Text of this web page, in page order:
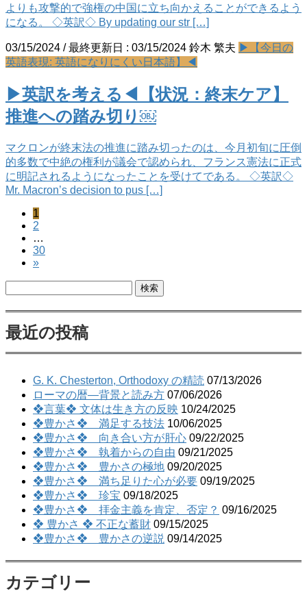
よりも攻撃的で強権の中国に立ち向かえることができるよう
になる。 ◇英訳◇ By updating our str […]
03/15/2024 / 最終更新日 : 03/15/2024 鈴木 繁夫 ▶【今日の
英語表現: 英語になりにくい日本語】◀
▶英訳を考える◀【状況：終末ケア】
推進への踏み切り￼
マクロンが終末法の推進に踏み切ったのは、今月初旬に圧倒
的多数で中絶の権利が議会で認められ、フランス憲法に正式
に明記されるようになったことを受けてである。 ◇英訳◇
Mr. Macron’s decision to pus […]
ビ
ー
シ
ペ
ー
ジ
1
ペ
ー
ジ
2
…
ペ
ー
ジ
30
»
最近の投稿
G. K. Chesterton, Orthodoxy の精読 07/13/2026
ローマの暦―背景と読み方 07/06/2026
❖言葉❖ 文体は生き方の反映 10/24/2025
❖豊かさ❖ 満足する技法 10/06/2025
❖豊かさ❖ 向き合い方が肝心 09/22/2025
❖豊かさ❖ 執着からの自由 09/21/2025
❖豊かさ❖ 豊かさの極地 09/20/2025
❖豊かさ❖ 満ち足りた心が必要 09/19/2025
❖豊かさ❖ 珍宝 09/18/2025
❖豊かさ❖ 拝金主義を肯定、否定？ 09/16/2025
❖ 豊かさ ❖ 不正な蓄財 09/15/2025
❖豊かさ❖ 豊かさの逆説 09/14/2025
カテゴリー